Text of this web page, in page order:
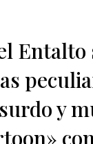
Entalto
y